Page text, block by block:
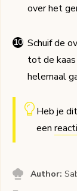
over het
Schuif de
tot de
helemaal
Heb je
een
Author: